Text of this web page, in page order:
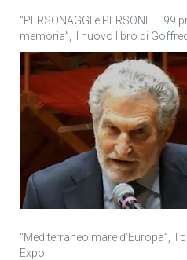
“PERSONAGGI e PERSONE –
memoria”, il nuovo libro di
“Mediterraneo mare d’Europa”, il
Expo